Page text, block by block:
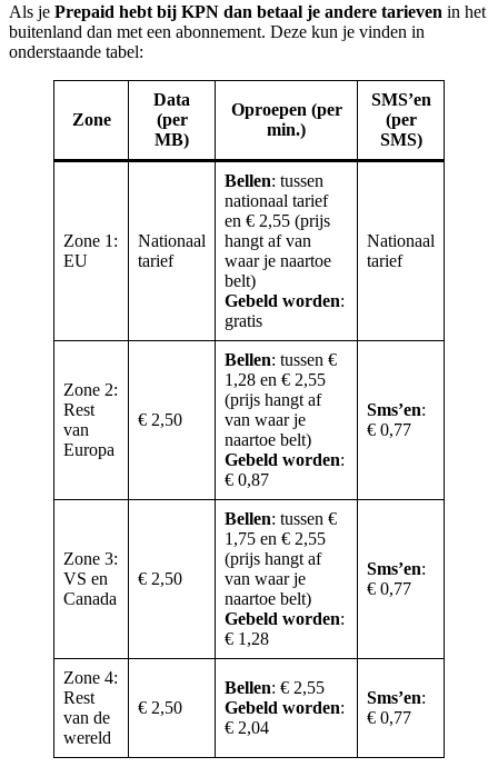
Als je Prepaid hebt bij KPN dan betaal je andere tarieven in het
buitenland dan met een abonnement. Deze kun je vinden in
onderstaande tabel:
Zone
Data
(per
MB)
Oproepen (per
min.)
SMS’en
(per
SMS)
Zone 1:
EU
Nationaal
tarief
Bellen: tussen
nationaal tarief
en € 2,55 (prijs
hangt af van
waar je naartoe
belt)
Gebeld worden:
gratis
Nationaal
tarief
Zone 2:
Rest
van
Europa
€ 2,50
Bellen: tussen €
1,28 en € 2,55
(prijs hangt af
van waar je
naartoe belt)
Gebeld worden:
€ 0,87
Sms’en:
€ 0,77
Zone 3:
VS en
Canada
€ 2,50
Bellen: tussen €
1,75 en € 2,55
(prijs hangt af
van waar je
naartoe belt)
Gebeld worden:
€ 1,28
Sms’en:
€ 0,77
Zone 4:
Rest
van de
wereld
€ 2,50
Bellen: € 2,55
Gebeld worden:
€ 2,04
Sms’en:
€ 0,77